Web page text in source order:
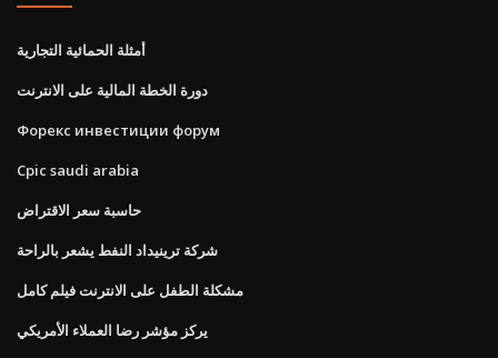
أمثلة الحمائية التجارية
دورة الخطة المالية على الانترنت
Форекс инвестиции форум
Cpic saudi arabia
حاسبة سعر الاقتراض
شركة ترينيداد النفط يشعر بالراحة
مشكلة الطفل على الانترنت فيلم كامل
يركز مؤشر رضا العملاء الأمريكي